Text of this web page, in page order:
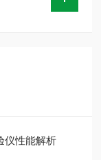
仪性能解析